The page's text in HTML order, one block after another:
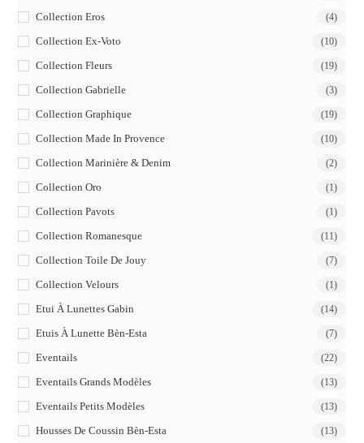
Collection Eros (4)
Collection Ex-Voto (10)
Collection Fleurs (19)
Collection Gabrielle (3)
Collection Graphique (19)
Collection Made In Provence (10)
Collection Marinière & Denim (2)
Collection Oro (1)
Collection Pavots (1)
Collection Romanesque (11)
Collection Toile De Jouy (7)
Collection Velours (1)
Etui À Lunettes Gabin (14)
Etuis À Lunette Bèn-Esta (7)
Eventails (22)
Eventails Grands Modèles (13)
Eventails Petits Modèles (13)
Housses De Coussin Bèn-Esta (13)